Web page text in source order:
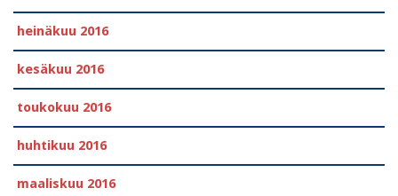
heinäkuu 2016
kesäkuu 2016
toukokuu 2016
huhtikuu 2016
maaliskuu 2016